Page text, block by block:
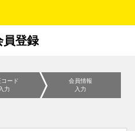
員登録
ード
入力
会員情報
入力